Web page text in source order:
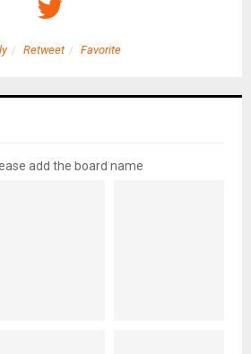
Retweet Favorite
add the board name